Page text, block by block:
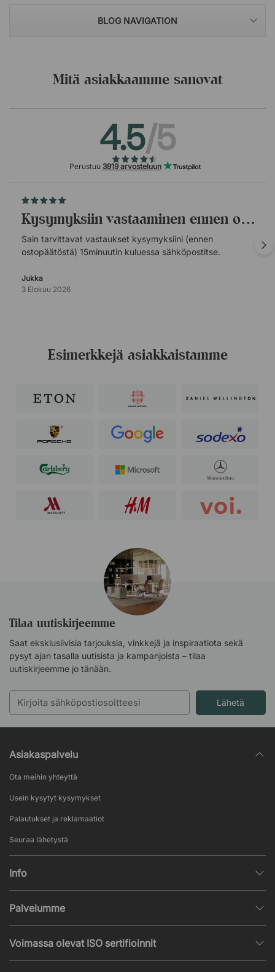
BLOG NAVIGATION
Mitä asiakkaamme sanovat
4.5/5
Perustuu 3919 arvosteluun
Kysymyksiin vastaaminen ennen ostopäätöstä.
Sain tarvittavat vastaukset kysymyksiini (ennen
ostopäätöstä) 15minuutin kuluessa sähköpostitse.
Jukka
3 Elokuu 2026
Esimerkkejä asiakkaistamme
Tilaa uutiskirjeemme
Saat eksklusiivisia tarjouksia, vinkkejä ja inspiraatiota sekä
pysyt ajan tasalla uutisista ja kampanjoista – tilaa
uutiskirjeemme jo tänään.
Lähetä
Asiakaspalvelu
Ota meihin yhteyttä
Usein kysytyt kysymykset
Palautukset ja reklamaatiot
Seuraa lähetystä
Info
Suosittuja sivuja
Palvelumme
Voimassa olevat ISO sertifioinnit